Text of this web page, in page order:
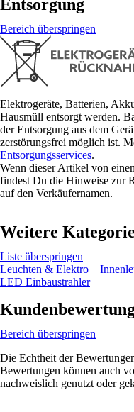
Entsorgung
Bereich überspringen
Elektrogeräte, Batterien,
Hausmüll entsorgt werden.
der Entsorgung aus dem
zerstörungsfrei möglich ist.
Entsorgungsservices.
Wenn dieser Artikel von
findest Du die Hinweise zur
auf den Verkäufernamen.
Weitere
Liste überspringen
Leuchten & Elektro
LED Einbaustrahler
Bereich überspringen
Die Echtheit der
Bewertungen können auch
nachweislich genutzt oder